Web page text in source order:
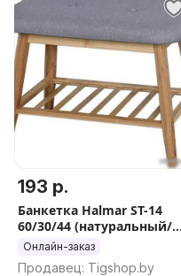
193 р.
Банкетка Halmar ST-14
60/30/44 (натуральный/
серый)
Онлайн-заказ
Продавец: Tigshop.by